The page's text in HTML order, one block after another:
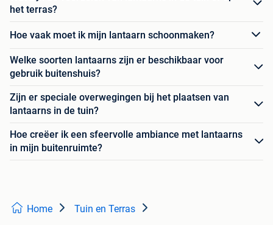
het terras?
Hoe vaak moet ik mijn lantaarn schoonmaken?
Welke soorten lantaarns zijn er beschikbaar voor
gebruik buitenshuis?
Zijn er speciale overwegingen bij het plaatsen van
lantaarns in de tuin?
Hoe creëer ik een sfeervolle ambiance met lantaarns
in mijn buitenruimte?
Home Tuin en Terras